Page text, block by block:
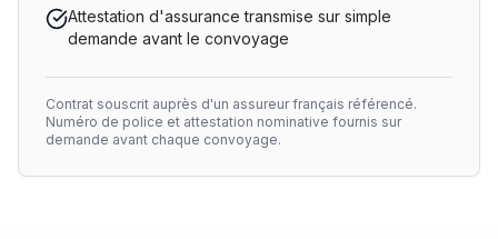
Attestation d'assurance transmise sur simple
demande avant le convoyage
Contrat souscrit auprès d'un assureur français référencé.
Numéro de police et attestation nominative fournis sur
demande avant chaque convoyage.